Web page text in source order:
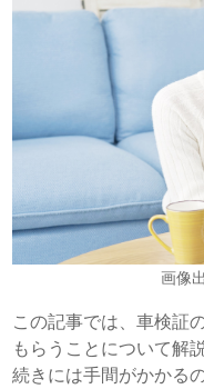
画像
この記事では、車検証
もらうことについて解
続きには手間がかかる